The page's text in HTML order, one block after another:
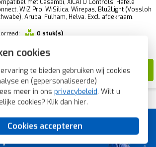
cookies
te bieden gebruiken wij cookies
en (gepersonaliseerde)
meer in ons privacybeleid. Wilt u
cookies? Klik dan hier.
Cookies accepteren
met Casambi, XICATO Controls, Häfele
WiZ Pro, WiSilica, Wirepas, Blu2Light (Vossloh
Aruba, Fulham, Helva. Excl. afdekraam.
0 stuk(s)
159,56
96,99
voor